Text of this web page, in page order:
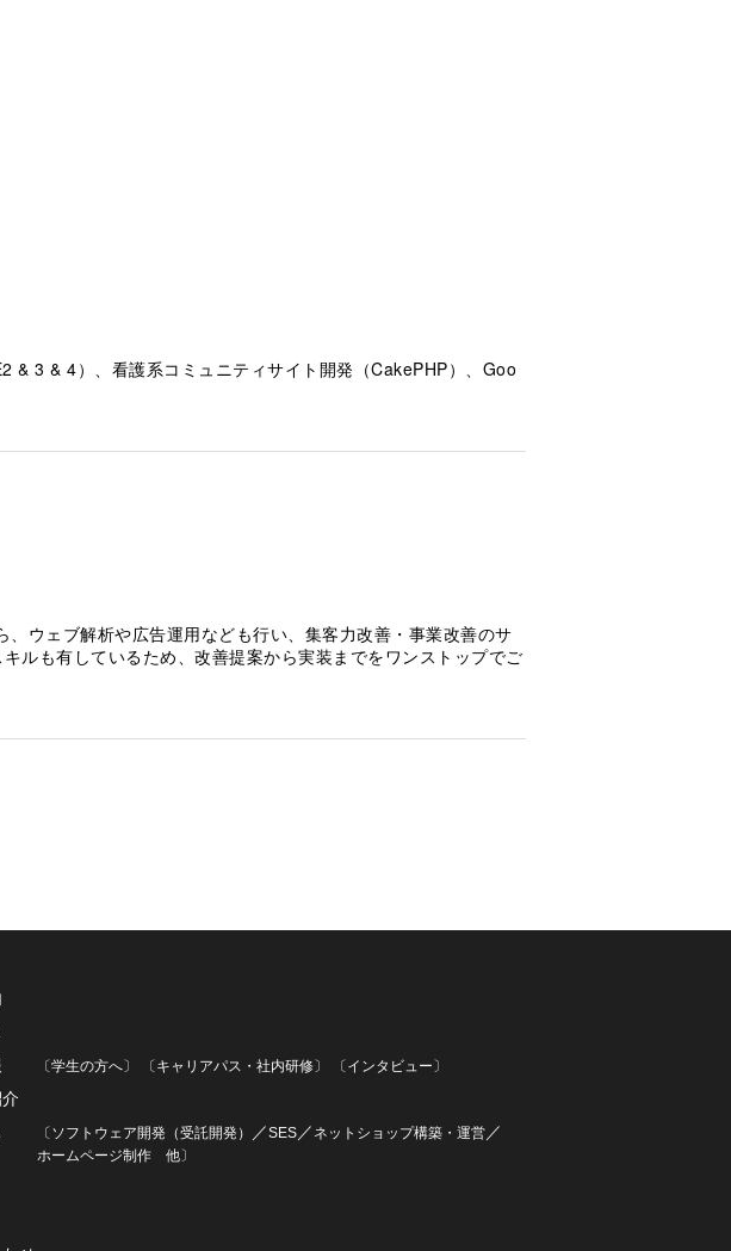
& 3 & 4）、看護系コミュニティサイト開発（CakePHP）、Goo
ウェブ解析や広告運用なども行い、集客力改善・事業改善のサ
ルも有しているため、改善提案から実装までをワンストップでご
〔学生の方へ〕 〔キャリアパス・社内研修〕 〔インタビュー〕
〔ソフトウェア開発（受託開発） ／SES／ ネットショップ構築・運営／
ホームページ制作他〕